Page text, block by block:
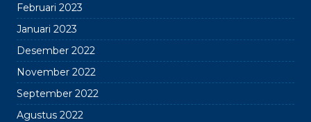
Februari 2023
Januari 2023
Desember 2022
November 2022
September 2022
Agustus 2022